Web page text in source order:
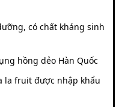
có chất kháng sinh
hồng dẻo Hàn Quốc
la fruit được nhập khẩu